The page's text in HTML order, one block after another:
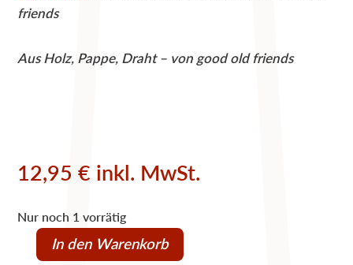
friends
Aus Holz, Pappe, Draht – von good old friends
12,95€ inkl. MwSt.
Nur noch 1 vorrätig
Die
In den Warenkorb